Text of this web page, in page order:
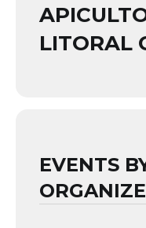
LITORAL
EVENTS